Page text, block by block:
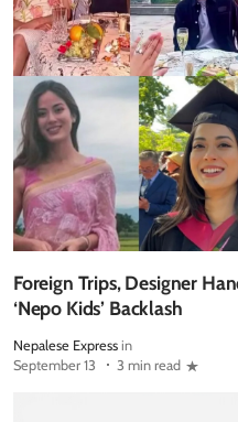
Foreign Trips, Designer
‘Nepo Kids’ Backlash
Nepalese Express in
September 13
3 min read